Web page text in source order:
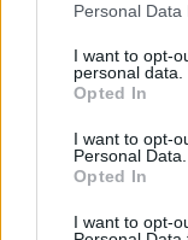
negar su
de su
rechazar tal
cualquier
visitando nuestra
Personal
I want to opt-
personal data.
Opted In
I want to opt-
Personal Data.
Opted In
I want to opt-